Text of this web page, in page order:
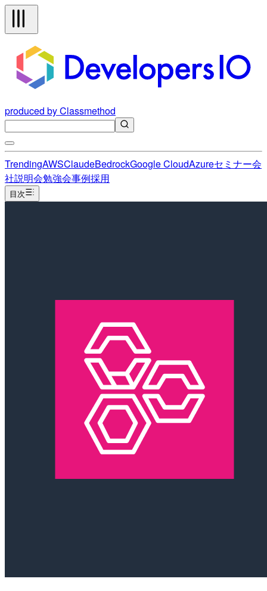
produced by Classmethod
TrendingAWSClaudeBedrockGoogle CloudAzureセミナー会
社説明会勉強会事例採用
目次